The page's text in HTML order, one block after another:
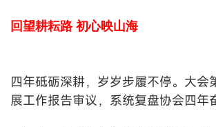
回望耕耘路 初心映山海
四年砥砺深耕，岁岁步履不停。大会
展工作报告审议，系统复盘协会四年